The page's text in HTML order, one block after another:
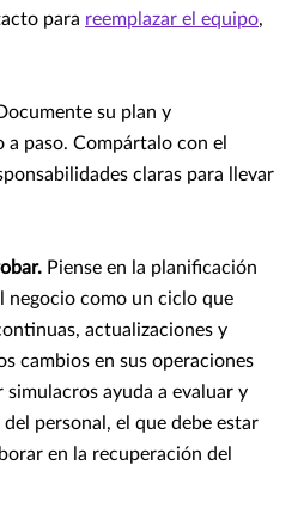
para reemplazar el equipo,
su plan y
paso. Compártalo con el
claras para llevar
Piense en la planificación
negocio como un ciclo que
actualizaciones y
cambios en sus operaciones
simulacros ayuda a evaluar y
personal, el que debe estar
en la recuperación del